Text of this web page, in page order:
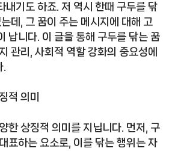
내기도 하죠. 저 역시 한때 구두를 닦
데, 그 꿈이 주는 메시지에 대해 고
납니다. 이 글을 통해 구두를 닦는 꿈
관리, 사회적 역할 강화의 중요성에
적 의미
한 상징적 의미를 지닙니다. 먼저, 구
표하는 요소로, 이를 닦는 행위는 자